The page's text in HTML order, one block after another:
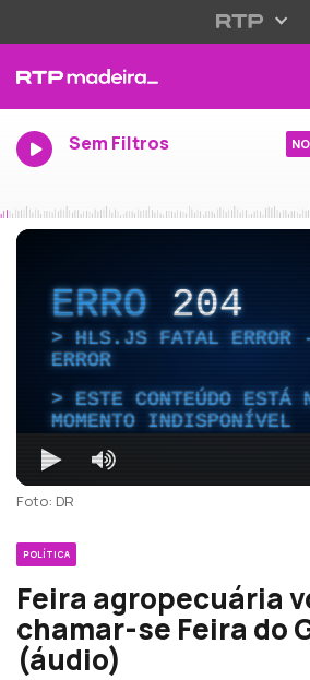
Sem Filtros
ERRO204
HLS.JS FATAL ERROR -
ERROR
ESTE CONTEÚDO ESTÁ
MOMENTO INDISPONÍVEL
Foto: DR
POLÍTICA
Feira agropecuária
chamar-se Feira do
(áudio)